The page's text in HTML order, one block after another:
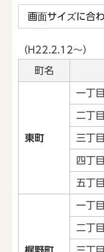
画面サイズに合
（H22.2.12～）
町名
東町
一丁
二丁
三丁
四丁
五丁
梶野町
一丁
二丁
三丁